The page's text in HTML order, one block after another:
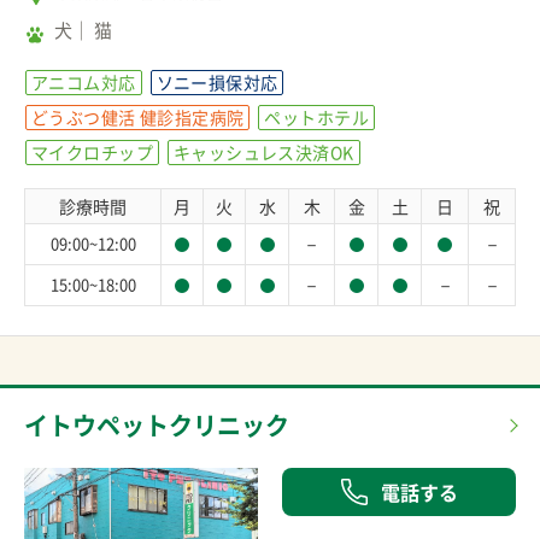
犬 猫
アニコム対応
ソニー損保対応
どうぶつ健活 健診指定病院
ペットホテル
マイクロチップ
キャッシュレス決済OK
診療時間 月 火 水 木 金 土 日 祝
09:00~12:00 － －
15:00~18:00 － － －
イトウペットクリニック
電話する